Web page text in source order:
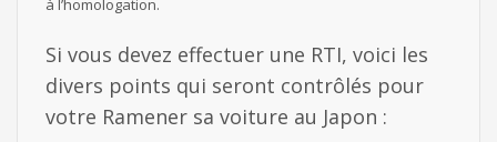
à l’homologation.
Si vous devez effectuer une RTI, voici les
divers points qui seront contrôlés pour
votre Ramener sa voiture au Japon :